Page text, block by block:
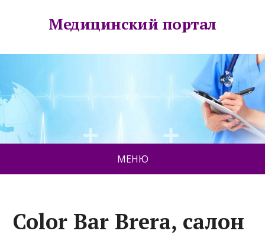
Медицинский портал
МЕНЮ
Color Bar Brera, салон